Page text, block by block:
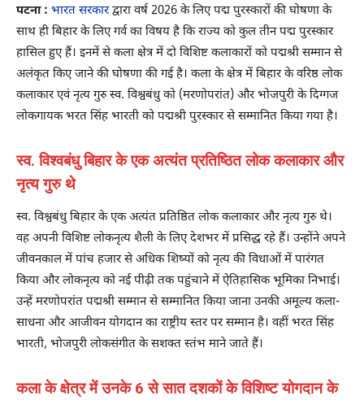
पटना : भारत सरकारद्वारा वर्ष 2026 के लिए पद्म पुरस्कारों की घोषणा के
साथ ही बिहार के लिए गर्व का विषय है कि राज्य को कुल तीन पद्म पुरस्कार
हासिल हुए हैं। इनमें से कला क्षेत्र में दो विशिष्ट कलाकारों को पद्मश्री सम्मान से
अलंकृत किए जाने की घोषणा की गई है। कला के क्षेत्र में बिहार के वरिष्ठ लोक
कलाकार एवं नृत्य गुरु स्व. विश्वबंधु को (मरणोपरांत) और भोजपुरी के दिग्गज
लोकगायक भरत सिंह भारती को पद्मश्री पुरस्कार से सम्मानित किया गया है।
स्व. विश्वबंधु बिहार के एक अत्यंत प्रतिष्ठित लोक कलाकार और
नृत्य गुरु थे
स्व. विश्वबंधु बिहार के एक अत्यंत प्रतिष्ठित लोक कलाकार और नृत्य गुरु थे।
वह अपनी विशिष्ट लोकनृत्य शैली के लिए देशभर में प्रसिद्ध रहे हैं। उन्होंने अपने
जीवनकाल में पांच हजार से अधिक शिष्यों को नृत्य की विधाओं में पारंगत
किया और लोकनृत्य को नई पीढ़ी तक पहुंचाने में ऐतिहासिक भूमिका निभाई।
उन्हें मरणोपरांत पद्मश्री सम्मान से सम्मानित किया जाना उनकी अमूल्य कला-
साधना और आजीवन योगदान का राष्ट्रीय स्तर पर सम्मान है। वहीं भरत सिंह
भारती, भोजपुरी लोकसंगीत के सशक्त स्तंभ माने जाते हैं।
कला के क्षेत्र में उनके 6 से सात दशकों के विशिष्ट योगदान के